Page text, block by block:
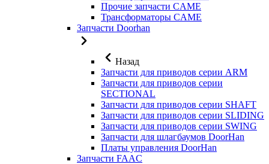
Прочие запчасти CAME
Трансформаторы CAME
Запчасти Doorhan
Назад
Запчасти для приводов серии ARM
Запчасти для приводов серии
SECTIONAL
Запчасти для приводов серии SHAFT
Запчасти для приводов серии SLIDING
Запчасти для приводов серии SWING
Запчасти для шлагбаумов DoorHan
Платы управления DoorHan
Запчасти FAAC